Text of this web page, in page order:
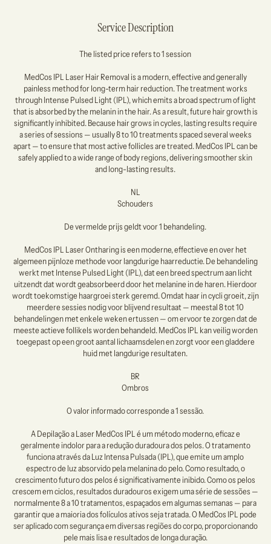
Service Description
The listed price refers to 1 session
MedCos IPL Laser Hair Removal is a modern, effective and generally
painless method for long-term hair reduction. The treatment works
through Intense Pulsed Light (IPL), which emits a broad spectrum of light
that is absorbed by the melanin in the hair. As a result, future hair growth is
significantly inhibited. Because hair grows in cycles, lasting results require
a series of sessions — usually 8 to 10 treatments spaced several weeks
apart — to ensure that most active follicles are treated. MedCos IPL can be
safely applied to a wide range of body regions, delivering smoother skin
and long-lasting results.
NL
Schouders
De vermelde prijs geldt voor 1 behandeling.
MedCos IPL Laser Ontharing is een moderne, effectieve en over het
algemeen pijnloze methode voor langdurige haarreductie. De behandeling
werkt met Intense Pulsed Light (IPL), dat een breed spectrum aan licht
uitzendt dat wordt geabsorbeerd door het melanine in de haren. Hierdoor
wordt toekomstige haargroei sterk geremd. Omdat haar in cycli groeit, zijn
meerdere sessies nodig voor blijvend resultaat — meestal 8 tot 10
behandelingen met enkele weken ertussen — om ervoor te zorgen dat de
meeste actieve follikels worden behandeld. MedCos IPL kan veilig worden
toegepast op een groot aantal lichaamsdelen en zorgt voor een gladdere
huid met langdurige resultaten.
BR
Ombros
O valor informado corresponde a 1 sessão.
A Depilação a Laser MedCos IPL é um método moderno, eficaz e
geralmente indolor para a redução duradoura dos pelos. O tratamento
funciona através da Luz Intensa Pulsada (IPL), que emite um amplo
espectro de luz absorvido pela melanina do pelo. Como resultado, o
crescimento futuro dos pelos é significativamente inibido. Como os pelos
crescem em ciclos, resultados duradouros exigem uma série de sessões —
normalmente 8 a 10 tratamentos, espaçados em algumas semanas — para
garantir que a maioria dos folículos ativos seja tratada. O MedCos IPL pode
ser aplicado com segurança em diversas regiões do corpo, proporcionando
pele mais lisa e resultados de longa duração.